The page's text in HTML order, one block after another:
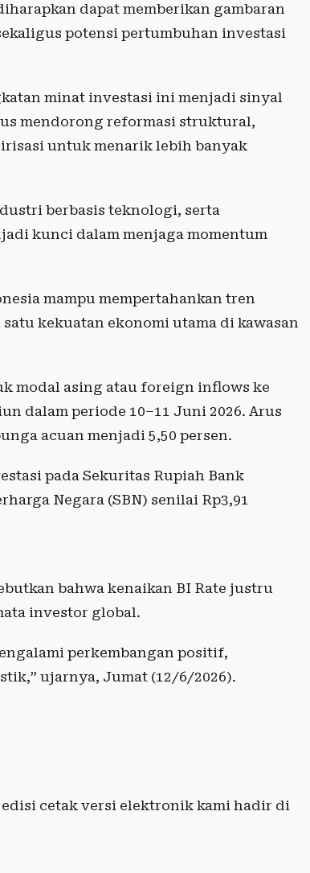
dapat memberikan gambaran
potensi pertumbuhan investasi
minat investasi ini menjadi sinyal
mendorong reformasi struktural,
untuk menarik lebih banyak
berbasis teknologi, serta
kunci dalam menjaga momentum
mampu mempertahankan tren
kekuatan ekonomi utama di kawasan
modal asing atau foreign inflows ke
dalam periode 10–11 Juni 2026. Arus
acuan menjadi 5,50 persen.
pada Sekuritas Rupiah Bank
Negara (SBN) senilai Rp3,91
bahwa kenaikan BI Rate justru
investor global.
perkembangan positif,
ujarnya, Jumat (12/6/2026).
edisi cetak versi elektronik kami hadir di